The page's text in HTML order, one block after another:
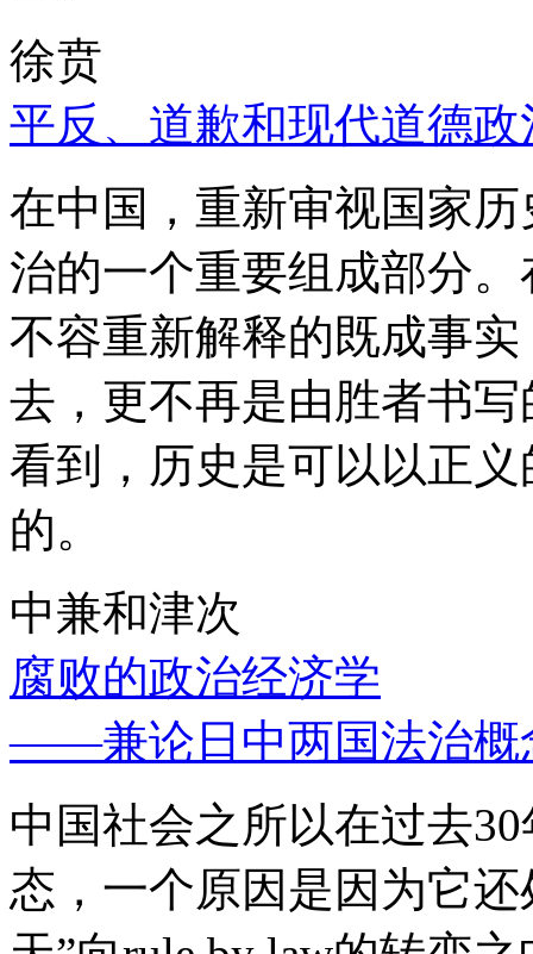
徐贲
平反、道歉和现代道德政
在中国，重新审视国家
治的一个重要组成部分
不容重新解释的既成事
去，更不再是由胜者书
看到，历史是可以以正
的。
中兼和津次
腐败的政治经济学
——兼论日中两国法治概
中国社会之所以在过去
态，一个原因是因为它